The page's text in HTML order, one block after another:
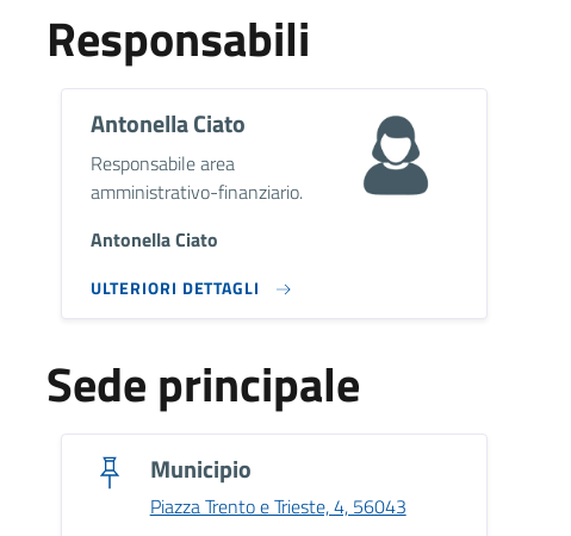
Responsabili
Antonella Ciato
Descrizione breve
Responsabile area
amministrativo-finanziario.
Antonella Ciato
ULTERIORI DETTAGLI
Sede principale
Municipio
Piazza Trento e Trieste, 4, 56043